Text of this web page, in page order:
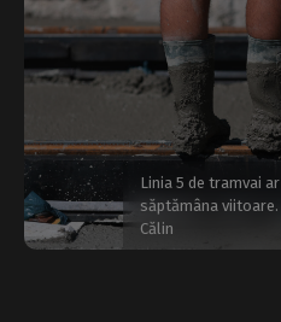
Linia 5 de tramvai
săptămâna
Călin